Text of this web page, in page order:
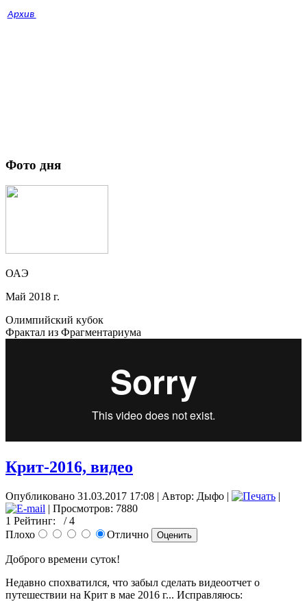
Архив
Фото дня
ОАЭ
Май 2018 г.
Олимпийский кубок
Фрактал из Фрагментариума
Крит-2016, видео
Опубликовано 31.03.2017 17:08 | Автор: Дыфо |
|
| Просмотров: 7880
1 Рейтинг:
/ 4
Плохо
Отлично
Доброго времени суток!
Недавно спохватился, что забыл сделать видеоотчет о
путешествии на Крит в мае 2016 г... Исправляюсь: